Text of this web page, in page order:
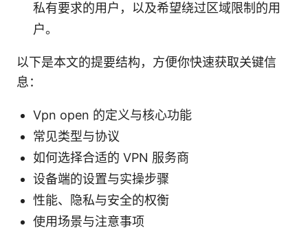
私有要求的用户，以及希望绕过区域限制的用
户。
以下是本文的提要结构，方便你快速获取关键信
息：
Vpn open 的定义与核心功能
常见类型与协议
如何选择合适的 VPN 服务商
设备端的设置与实操步骤
性能、隐私与安全的权衡
使用场景与注意事项